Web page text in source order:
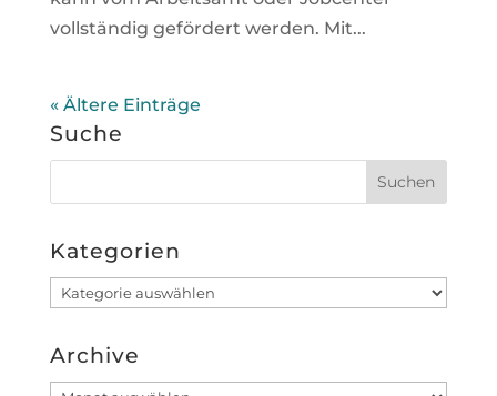
vollständig gefördert werden. Mit...
« Ältere Einträge
Suche
Kategorien
Kategorien
Archive